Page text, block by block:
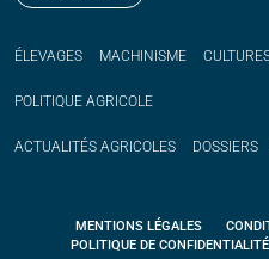
ÉLEVAGES MACHINISME
POLITIQUE AGRICOLE
ACTUALITÉS AGRICOLES DOSSIERS
MENTIONS LÉGALES
POLITIQUE DE CONFIDENTIALITÉ